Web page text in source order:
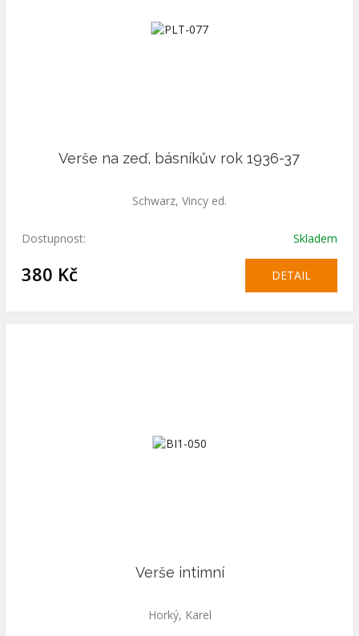
Verše na zeď, básníkův rok 1936-37
Schwarz, Vincy ed.
Dostupnost: Skladem
380 Kč DETAIL
Verše intimní
Horký, Karel